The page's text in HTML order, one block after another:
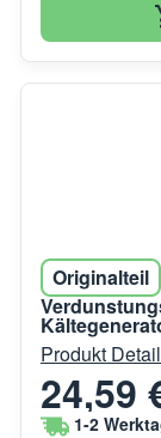
Originalteil
Produkt
24,59
1-2